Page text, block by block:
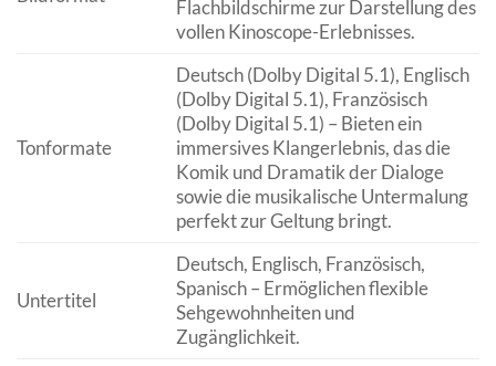
Flachbildschirme zur Darstellung des
vollen Kinoscope-Erlebnisses.
Tonformate
Deutsch (Dolby Digital 5.1), Englisch
(Dolby Digital 5.1), Französisch
(Dolby Digital 5.1) – Bieten ein
immersives Klangerlebnis, das die
Komik und Dramatik der Dialoge
sowie die musikalische Untermalung
perfekt zur Geltung bringt.
Untertitel
Deutsch, Englisch, Französisch,
Spanisch – Ermöglichen flexible
Sehgewohnheiten und
Zugänglichkeit.